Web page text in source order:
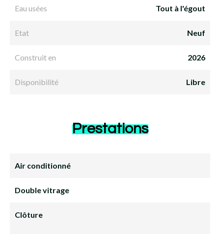
Eau usées Tout à l'égout
Etat Neuf
Construit en 2026
Disponibilité Libre
Prestations
Air conditionné
Double vitrage
Clôture